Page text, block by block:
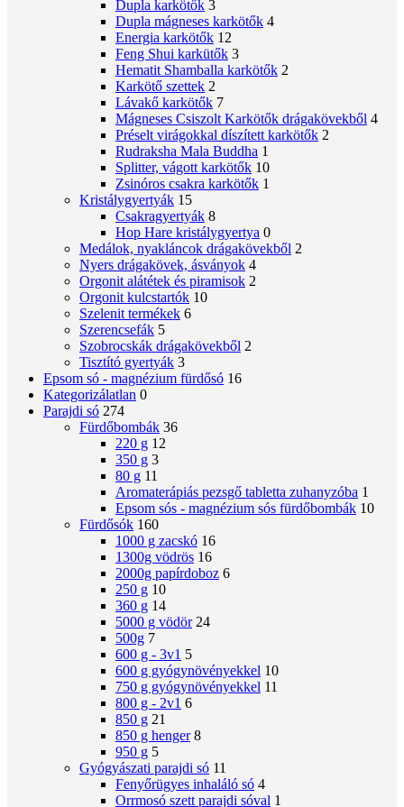
Dupla karkötők 3
Dupla mágneses karkötők 4
Energia karkötők 12
Feng Shui karkütők 3
Hematit Shamballa karkötők 2
Karkötő szettek 2
Lávakő karkötők 7
Mágneses Csiszolt Karkötők drágakövekből 4
Préselt virágokkal díszített karkötők 2
Rudraksha Mala Buddha 1
Splitter, vágott karkötők 10
Zsinóros csakra karkötők 1
Kristálygyertyák 15
Csakragyertyák 8
Hop Hare kristálygyertya 0
Medálok, nyakláncok drágakövekből 2
Nyers drágakövek, ásványok 4
Orgonit alátétek és piramisok 2
Orgonit kulcstartók 10
Szelenit termékek 6
Szerencsefák 5
Szobrocskák drágakövekből 2
Tisztító gyertyák 3
Epsom só - magnézium fürdősó 16
Kategorizálatlan 0
Parajdi só 274
Fürdőbombák 36
220 g 12
350 g 3
80 g 11
Aromaterápiás pezsgő tabletta zuhanyzóba 1
Epsom sós - magnézium sós fürdőbombák 10
Fürdősók 160
1000 g zacskó 16
1300g vödrös 16
2000g papírdoboz 6
250 g 10
360 g 14
5000 g vödör 24
500g 7
600 g - 3v1 5
600 g gyógynövényekkel 10
750 g gyógynövényekkel 11
800 g - 2v1 6
850 g 21
850 g henger 8
950 g 5
Gyógyászati ​​parajdi só 11
Fenyőrügyes inhaláló só 4
Orrmosó szett parajdi sóval 1